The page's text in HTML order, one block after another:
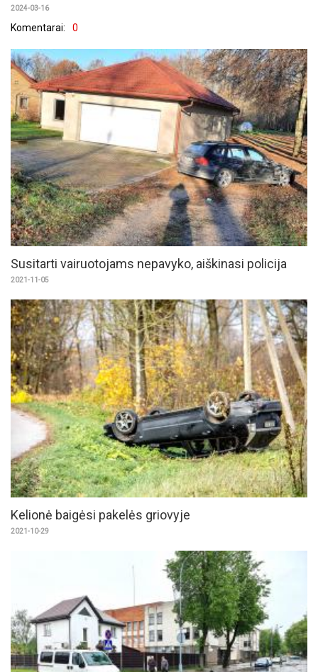
2024-03-16
Komentarai: 0
Susitarti vairuotojams nepavyko, aiškinasi policija
2021-11-05
Ke­lio­nė bai­gė­si pa­ke­lės grio­vy­je
2021-10-29